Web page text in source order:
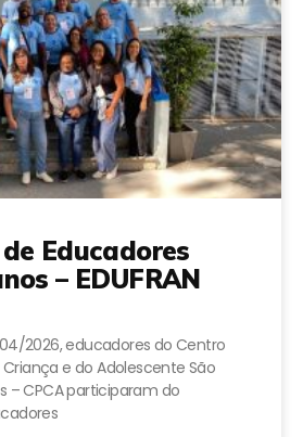
Educadores
– EDUFRAN
04/2026, educadores do Centro
e do Adolescente São
– CPCA participaram do